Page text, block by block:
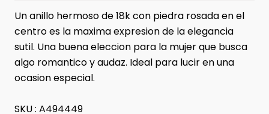
Un anillo hermoso de 18k con piedra rosada en el
centro es la maxima expresion de la elegancia
sutil. Una buena eleccion para la mujer que busca
algo romantico y audaz. Ideal para lucir en una
ocasion especial.
SKU : A494449